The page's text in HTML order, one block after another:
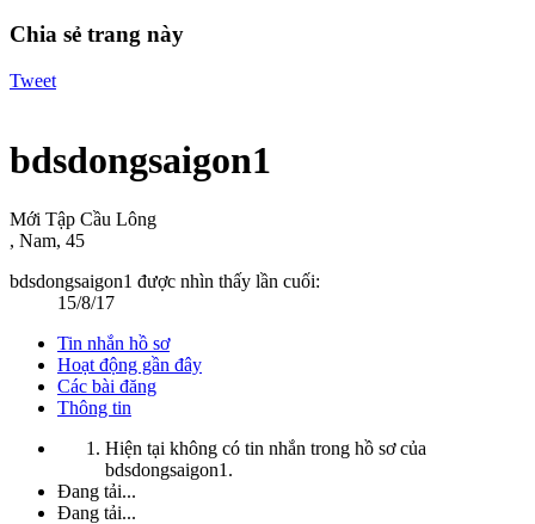
Chia sẻ trang này
Tweet
bdsdongsaigon1
Mới Tập Cầu Lông
, Nam, 45
bdsdongsaigon1 được nhìn thấy lần cuối:
15/8/17
Tin nhắn hồ sơ
Hoạt động gần đây
Các bài đăng
Thông tin
Hiện tại không có tin nhắn trong hồ sơ của
bdsdongsaigon1.
Đang tải...
Đang tải...